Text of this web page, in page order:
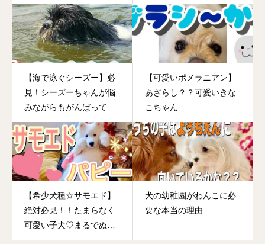
【海で泳ぐシーズー】必
見！シーズーちゃんが悩
みながらもがんばって泳
いでいます！
【可愛いポメラニアン】
あざらし？？可愛いきな
こちゃん
【希少犬種☆サモエド】
絶対必見！！たまらなく
可愛い子犬♡まるでぬい
犬の幼稚園がわんこに必
要な本当の理由